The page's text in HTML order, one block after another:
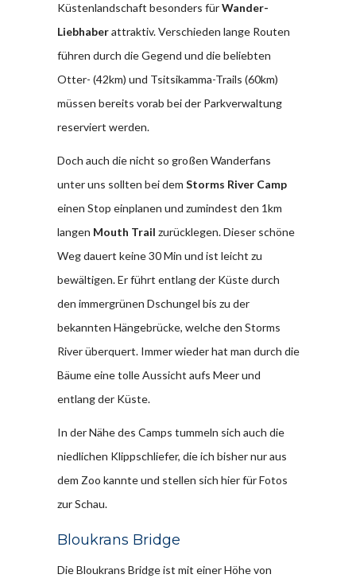
Küstenlandschaft besonders fürWander-
Liebhaberattraktiv. Verschieden lange Routen
führen durch die Gegend und die beliebten
Otter- (42km) und Tsitsikamma-Trails (60km)
müssen bereits vorab bei der Parkverwaltung
reserviert werden.
Doch auch die nicht so großen Wanderfans
unter uns sollten bei dem Storms River Camp
einen Stop einplanen und zumindest den 1km
langen Mouth Trail zurücklegen. Dieser schöne
Weg dauert keine 30 Min und ist leicht zu
bewältigen. Er führt entlang der Küste durch
den immergrünen Dschungel bis zu der
bekannten Hängebrücke, welche den Storms
River überquert. Immer wieder hat man durch die
Bäume eine tolle Aussicht aufs Meer und
entlang der Küste.
In der Nähe des Camps tummeln sich auch die
niedlichen Klippschliefer, die ich bisher nur aus
dem Zoo kannte und stellen sich hier für Fotos
zur Schau.
Bloukrans Bridge
Die Bloukrans Bridge ist mit einer Höhe von